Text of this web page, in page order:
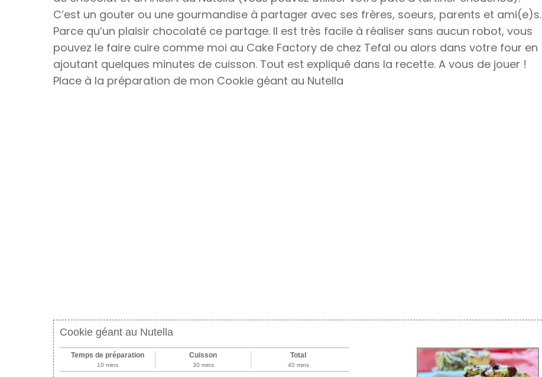
C’est un gouter ou une gourmandise à partager avec ses frères, soeurs, parents et ami(e)s.
Parce qu’un plaisir chocolaté ce partage. Il est très facile à réaliser sans aucun robot, vous
pouvez le faire cuire comme moi au Cake Factory de chez Tefal ou alors dans votre four en
ajoutant quelques minutes de cuisson. Tout est expliqué dans la recette. A vous de jouer !
Place à la préparation de mon Cookie géant au Nutella
Cookie géant au Nutella
Temps de préparation
10 mins
Cuisson
30 mins
Total
40 mins